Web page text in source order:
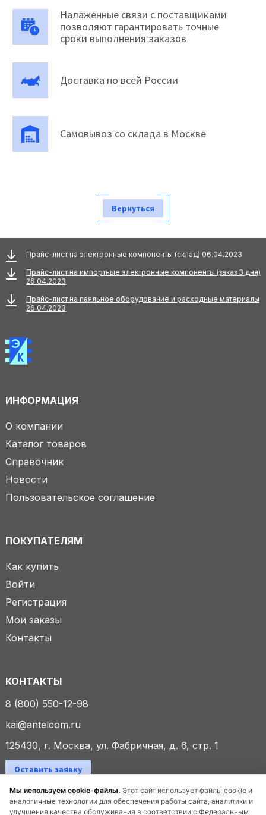
Мы используем cookie-файлы. Этот сайт использует файлы cookie и
аналогичные технологии для обеспечения работы сайта, аналитики и
улучшения качества обслуживания в соответствии с Федеральным
Налаженные связи с поставщиками
позволяют гарантировать точные
сроки выполнения заказов
Доставка по всей России
Самовывоз со склада в Москве
Вернуться
Прайс-лист на электронные компоненты (склад) 06.04.2023
Прайс-лист на импортные электронные компоненты (заказ 3 дня)
26.04.2023
Прайс-лист на паяльное оборудование и расходные материалы
26.04.2023
ИНФОРМАЦИЯ
О компании
Каталог товаров
Справочник
Новости
Пользовательское соглашение
ПОКУПАТЕЛЯМ
Как купить
Войти
Регистрация
Мои заказы
Контакты
КОНТАКТЫ
8 (800) 550-12-98
kai@antelcom.ru
125430, г. Москва, ул. Фабричная, д. 6, стр. 1
Оставить заявку